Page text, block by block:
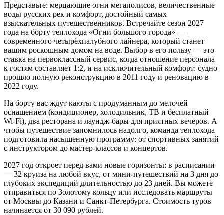
Представьте: мерцающие огни мегаполисов, величественные
воды русских рек и комфорт, достойный самых
взыскательных путешественников. Встречайте сезон 2027
года на борту теплохода «Огни большого города» —
современного четырёхпалубного лайнера, который станет
вашим роскошным домом на воде. Выбор в его пользу — это
ставка на первоклассный сервис, когда отношение персонала
к гостям составляет 1:2, и на исключительный комфорт: судно
прошло полную реконструкцию в 2011 году и реновацию в
2022 году.
На борту вас ждут каюты с продуманным до мелочей
оснащением (кондиционер, холодильник, ТВ и бесплатный
Wi-Fi), два ресторана и лаундж-бары для приятных вечеров. А
чтобы путешествие запомнилось надолго, команда теплохода
подготовила насыщенную программу: от спортивных занятий
с инструктором до мастер-классов и концертов.
2027 год откроет перед вами новые горизонты: в расписании
— 32 круиза на любой вкус, от мини-путешествий на 3 дня до
глубоких экспедиций длительностью до 23 дней. Вы можете
отправиться по Золотому кольцу или исследовать маршруты
от Москвы до Казани и Санкт-Петербурга. Стоимость туров
начинается от 30 090 рублей.